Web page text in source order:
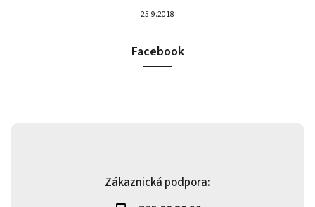
Zákaznická podpora:
25.9.2018
Facebook